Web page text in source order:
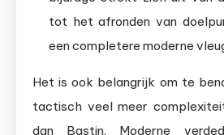
tot het afronden van
een completere moderne
Het is ook belangrijk om te
tactisch veel meer
dan Bastin. Moderne